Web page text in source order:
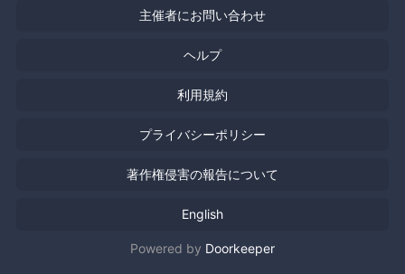
主催者にお問い合わせ
ヘルプ
利用規約
プライバシーポリシー
著作権侵害の報告について
English
Powered by Doorkeeper